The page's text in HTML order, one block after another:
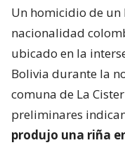
Un homicidio de un
nacionalidad
ubicado en la
Bolivia durante la
comuna de La
preliminares
produjo una riña